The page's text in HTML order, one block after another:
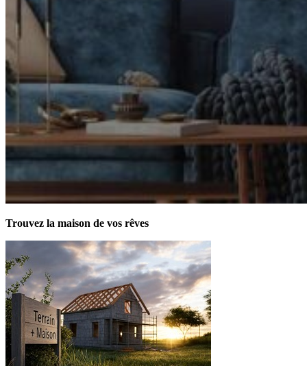
Trouvez la maison de vos rêves